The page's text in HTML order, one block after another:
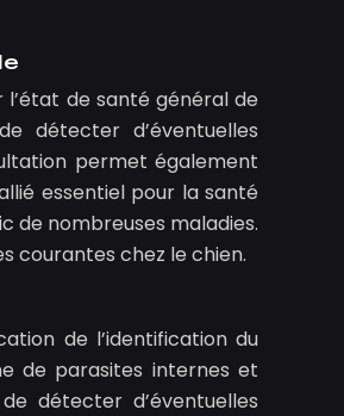
de santé général de
détecter d’éventuelles
permet également
essentiel pour la santé
de nombreuses maladies.
courantes chez le chien.
de l’identification du
de parasites internes et
détecter d’éventuelles